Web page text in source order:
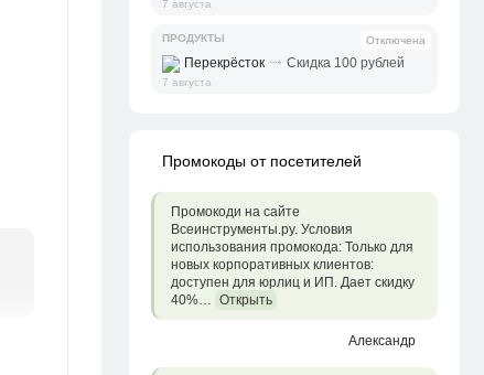
7 августа
ПРОДУКТЫ Отключена
Перекрёсток ⤑ Скидка 100 рублей
7 августа
Промокоды от посетителей
Промокоди на сайте
Всеинструменты.ру. Условия
использования промокода: Только для
новых корпоративных клиентов:
доступен для юрлиц и ИП. Дает скидку
40%… Открыть
Александр